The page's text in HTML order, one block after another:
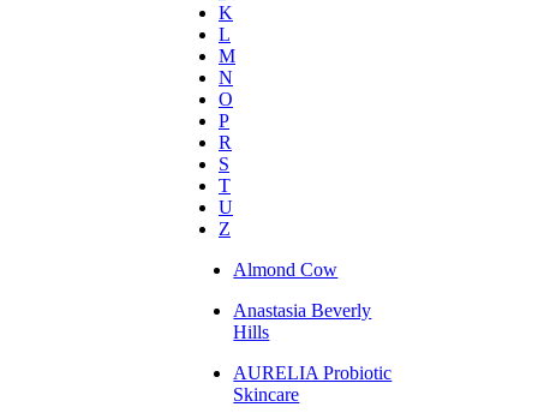
K
L
M
N
O
P
R
S
T
U
Z
Almond Cow
Anastasia Beverly
Hills
AURELIA Probiotic
Skincare